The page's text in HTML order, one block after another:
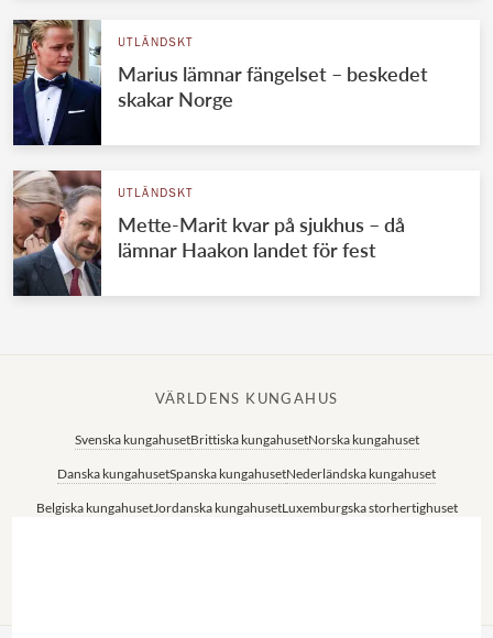
UTLÄNDSKT
Marius lämnar fängelset – beskedet
skakar Norge
UTLÄNDSKT
Mette-Marit kvar på sjukhus – då
lämnar Haakon landet för fest
VÄRLDENS KUNGAHUS
Svenska kungahusetBrittiska kungahusetNorska kungahuset
Danska kungahusetSpanska kungahusetNederländska kungahuset
Belgiska kungahusetJordanska kungahusetLuxemburgska storhertighuset